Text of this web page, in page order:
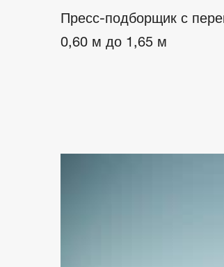
Пресс-подборщик с
0,60 м до 1,65 м